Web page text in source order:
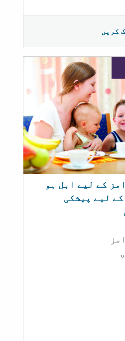
کریں
کے لیے اہل ہو
لیے پیشکی